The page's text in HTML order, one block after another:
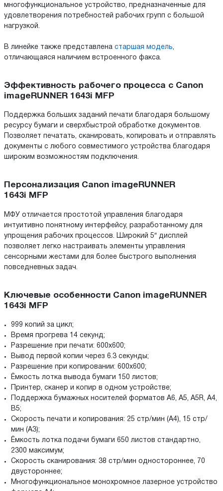
многофункциональное устройство, предназначенные для
удовлетворения потребностей рабочих групп с большой
нагрузкой.
В линейке также представлена старшая модель,
отличающаяся наличием встроенного факса.
Эффективность рабочего процесса c Canon
imageRUNNER 1643i MFP
Поддержка больших заданий печати благодаря большому
ресурсу бумаги и сверхбыстрой обработке документов.
Позволяет печатать, сканировать, копировать и отправлять
документы с любого совместимого устройства благодаря
широким возможностям подключения.
Персонализация Canon imageRUNNER
1643i MFP
МФУ отличается простотой управления благодаря
интуитивно понятному интерфейсу, разработанному для
упрощения рабочих процессов. Широкий 5″ дисплей
позволяет легко настраивать элементы управления
сенсорными жестами для более быстрого выполнения
повседневных задач.
Ключевые особенности Canon imageRUNNER
1643i MFP
999 копий за цикл;
Время прогрева 14 секунд;
Разрешение при печати: 600x600;
Вывод первой копии через 6.3 секунды;
Разрешение при копировании: 600x600;
Ёмкость лотка вывода бумаги 150 листов;
Принтер, сканер и копир в одном устройстве;
Поддержка бумажных носителей форматов A6, A5, A5R, A4,
B5;
Скорость печати и копирования: 25 стр/мин (A4), 15 стр/
мин (A3);
Ёмкость лотка подачи бумаги 650 листов стандартно,
2300 максимум;
Скорость сканирования: 38 стр/мин одностороннее, 70
двустороннее;
Многофункциональное монохромное лазерное устройство